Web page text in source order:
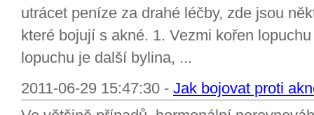
utrácet peníze za drahé léčby, zde jsou
které bojují s akné. 1. Vezmi kořen
lopuchu je další bylina, ...
2011-06-29 15:47:30 - Jak bojovat proti